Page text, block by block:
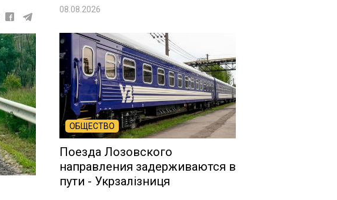
08.08.2026
ОБЩЕСТВО
Поезда Лозовского
направления задерживаются в
пути - Укрзалізниця